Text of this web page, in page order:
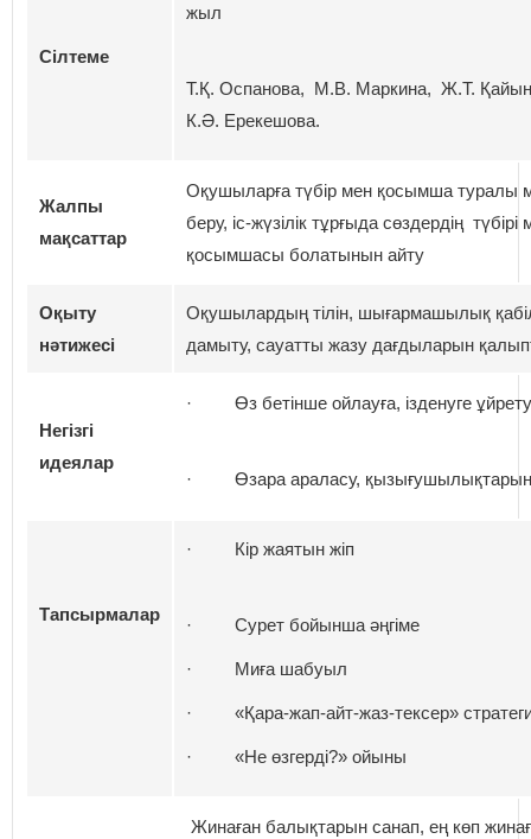
Сілтеме
жыл
Т.Қ. Оспанова, М.В. Маркина, Ж.Т.
К.Ә. Ерекешова.
Жалпы
мақсаттар
Оқушыларға түбір мен қосымша туралы
беру, іс-жүзілік тұрғыда сөздердің түбірі
қосымшасы болатынын айту
Оқыту
нәтижесі
Оқушылардың тілін, шығармашылық
дамыту, сауатты жазу дағдыларын
Негізгі
идеялар
· Өз бетінше ойлауға, ізденуге ұйрету
· Өзара араласу, қызығушылықтарын
Тапсырмалар
· Кір жаятын жіп
· Сурет бойынша әңгіме
· Миға шабуыл
· «Қара-жап-айт-жаз-тексер»
· «Не өзгерді?» ойыны
Жинаған балықтарын санап, ең көп